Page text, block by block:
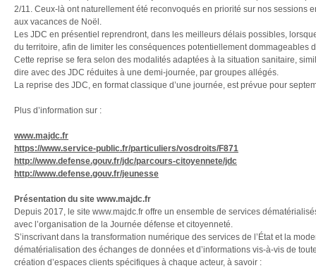
2/11. Ceux-là ont naturellement été reconvoqués en priorité sur nos sessions
aux vacances de Noël.
Les JDC en présentiel reprendront, dans les meilleurs délais possibles,
du territoire, afin de limiter les conséquences potentiellement dommageables
Cette reprise se fera selon des modalités adaptées à la situation sanitaire,
dire avec des JDC réduites à une demi-journée, par groupes allégés.
La reprise des JDC, en format classique d’une journée, est prévue pour
Plus d’information sur :
www.majdc.fr
https://www.service-public.fr/particuliers/vosdroits/F871
http://www.defense.gouv.fr/jdc/parcours-citoyennete/jdc
http://www.defense.gouv.fr/jeunesse
Présentation du site www.majdc.fr
Depuis 2017, le site www.majdc.fr offre un ensemble de services
avec l’organisation de la Journée défense et citoyenneté.
S’inscrivant dans la transformation numérique des services de l’État et la
dématérialisation des échanges de données et d’informations vis-à-vis de
création d’espaces clients spécifiques à chaque acteur, à savoir :